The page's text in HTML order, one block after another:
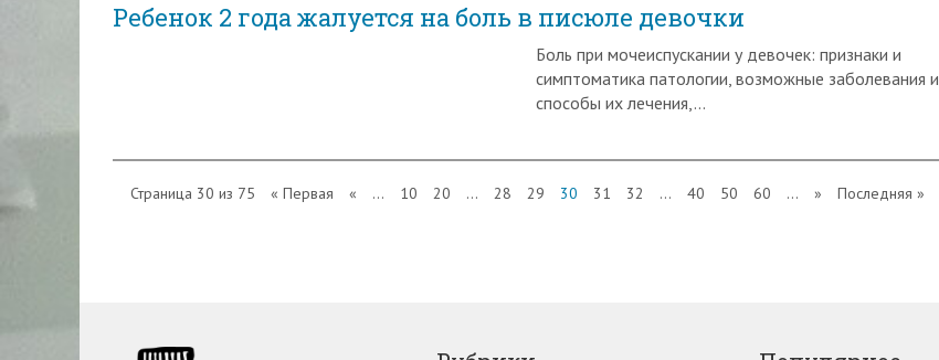
Ребенок 2 года жалуется на боль в писюле девочки
Боль при мочеиспускании у девочек: признаки и
симптоматика патологии, возможные заболевания и
способы их лечения,…
Страница 30 из 75 « Первая « ... 10 20 ... 28 29 30 31 32 ... 40 50 60 ... » Последняя »